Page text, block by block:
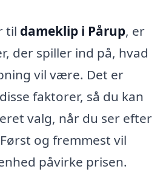
til dameklip i Pårup, er
der spiller ind på, hvad
vil være. Det er
faktorer, så du kan
valg, når du ser efter
og fremmest vil
påvirke prisen.